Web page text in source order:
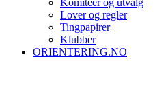
Komiteer og utvalg
Lover og regler
Tingpapirer
Klubber
ORIENTERING.NO